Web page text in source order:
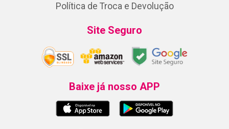
Política de Troca e Devolução
Site Seguro
Baixe já nosso APP